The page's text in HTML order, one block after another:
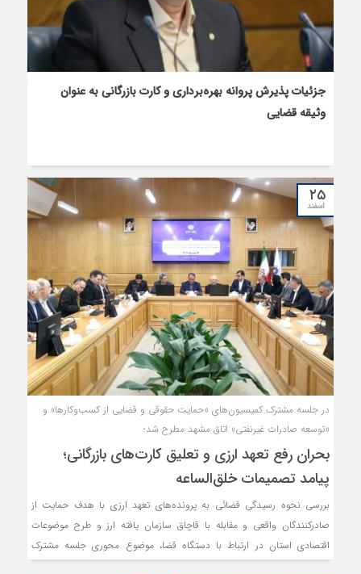
جزئیات پذیرش پروانه بهره‌برداری و کارت بازرگانی به عنوان
وثیقه قضایی
۲۵
اسفند
در جلسه مشترک کمیسیون‌های «حمایت حقوقی و قضایی از کسب‌وکارها» و
«توسعه صادرات غیرنفتی» اتاق مشهد مطرح شد؛
بحران رفع تعهد ارزی و تعلیق کارت‌های بازرگانی؛
پیامد تصمیمات خلق‌الساعه
بررسی نحوه رسیدگی قضائی به پرونده‌های تعهد ارزی با هدف حمایت از
صادرکنندگان واقعی و مقابله با قاچاق سازمان یافته ارز و طرح موضوعات
اقتصادی استان در ارتباط با دستگاه قضا، موضوع محوری جلسه مشترک